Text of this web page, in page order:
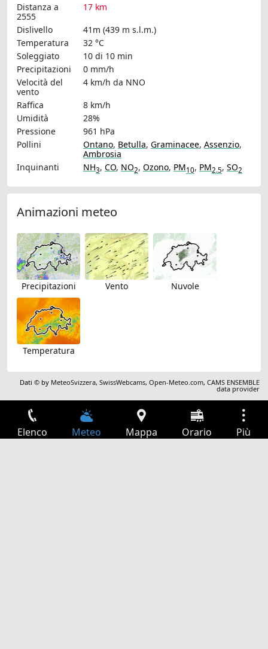
Distanza a
2555
17 km
Dislivello
41m (439 m s.l.m.)
Temperatura
32 °C
Soleggiato
10 di 10 min
Precipitazioni
0 mm/h
Velocità del
vento
4 km/h da NNO
Raffica
8 km/h
Umidità
28%
Pressione
961 hPa
Pollini
Ontano, Betulla, Graminacee, Assenzio,
Ambrosia
Inquinanti
NH3, CO, NO2, Ozono, PM10, PM2.5, SO2
Animazioni meteo
Precipitazioni Vento Nuvole
Temperatura
Dati © by MeteoSvizzera,SwissWebcams,Open-Meteo.com,CAMS ENSEMBLE
data provider
Elenco Meteo Mappa Orario Più